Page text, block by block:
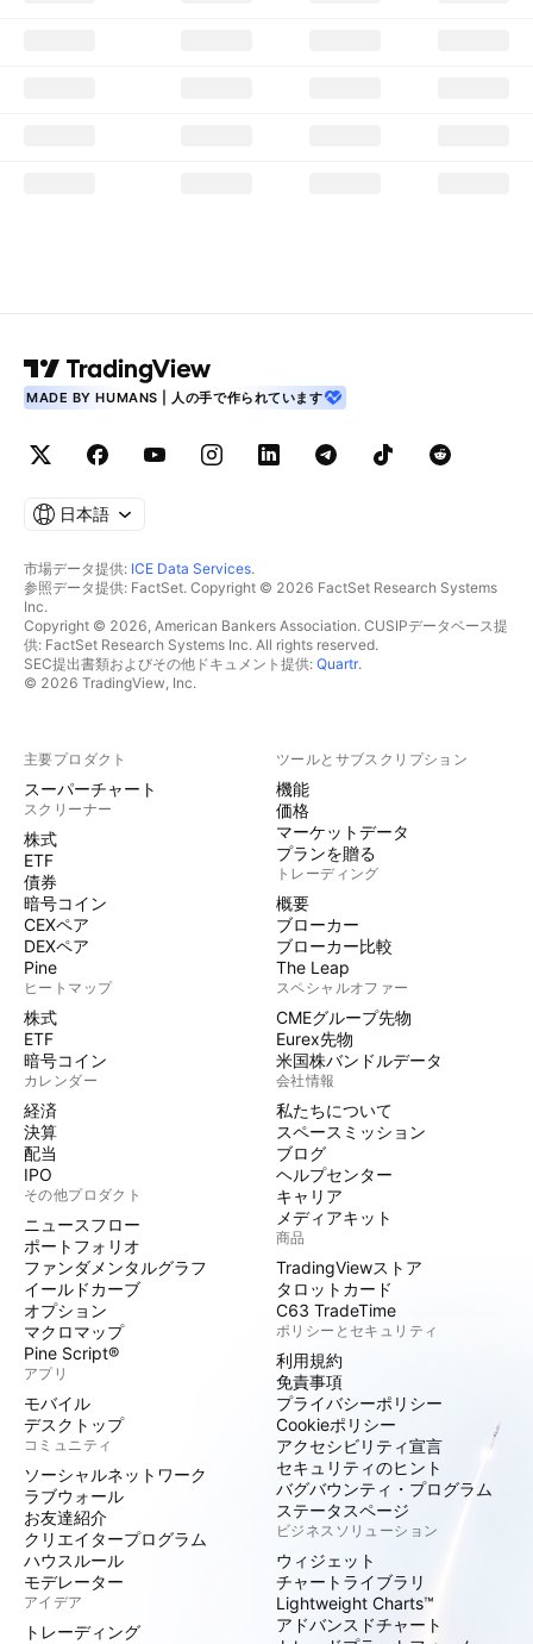
MADE BY HUMANS | 人の手で作られています
日本語
市場データ提供: ICE Data Services.
参照データ提供: FactSet. Copyright © 2026 FactSet Research Systems
Inc.
Copyright © 2026, American Bankers Association. CUSIPデータベース提
供: FactSet Research Systems Inc. All rights reserved.
SEC提出書類およびその他ドキュメント提供: Quartr.
© 2026 TradingView, Inc.
主要プロダクト
スーパーチャート
スクリーナー
株式
ETF
債券
暗号コイン
CEXペア
DEXペア
Pine
ヒートマップ
株式
ETF
暗号コイン
カレンダー
経済
決算
配当
IPO
その他プロダクト
ニュースフロー
ポートフォリオ
ファンダメンタルグラフ
イールドカーブ
オプション
マクロマップ
Pine Script®
アプリ
モバイル
デスクトップ
コミュニティ
ソーシャルネットワーク
ラブウォール
お友達紹介
クリエイタープログラム
ハウスルール
モデレーター
アイデア
トレーディング
ツールとサブスクリプション
機能
価格
マーケットデータ
プランを贈る
トレーディング
概要
ブローカー
ブローカー比較
The Leap
スペシャルオファー
CMEグループ先物
Eurex先物
米国株バンドルデータ
会社情報
私たちについて
スペースミッション
ブログ
ヘルプセンター
キャリア
メディアキット
商品
TradingViewストア
タロットカード
C63 TradeTime
ポリシーとセキュリティ
利用規約
免責事項
プライバシーポリシー
Cookieポリシー
アクセシビリティ宣言
セキュリティのヒント
バグバウンティ・プログラム
ステータスページ
ビジネスソリューション
ウィジェット
チャートライブラリ
Lightweight Charts™
アドバンスドチャート